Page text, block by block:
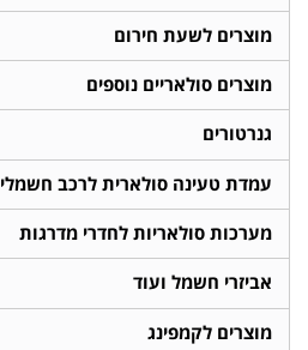
מוצרים לשעת חירום
מוצרים סולאריים נוספים
גנרטורים
עמדת טעינה סולארית לרכב חשמלי
מערכות סולאריות לחדרי מדרגות
אביזרי חשמל ועוד
מוצרים לקמפינג